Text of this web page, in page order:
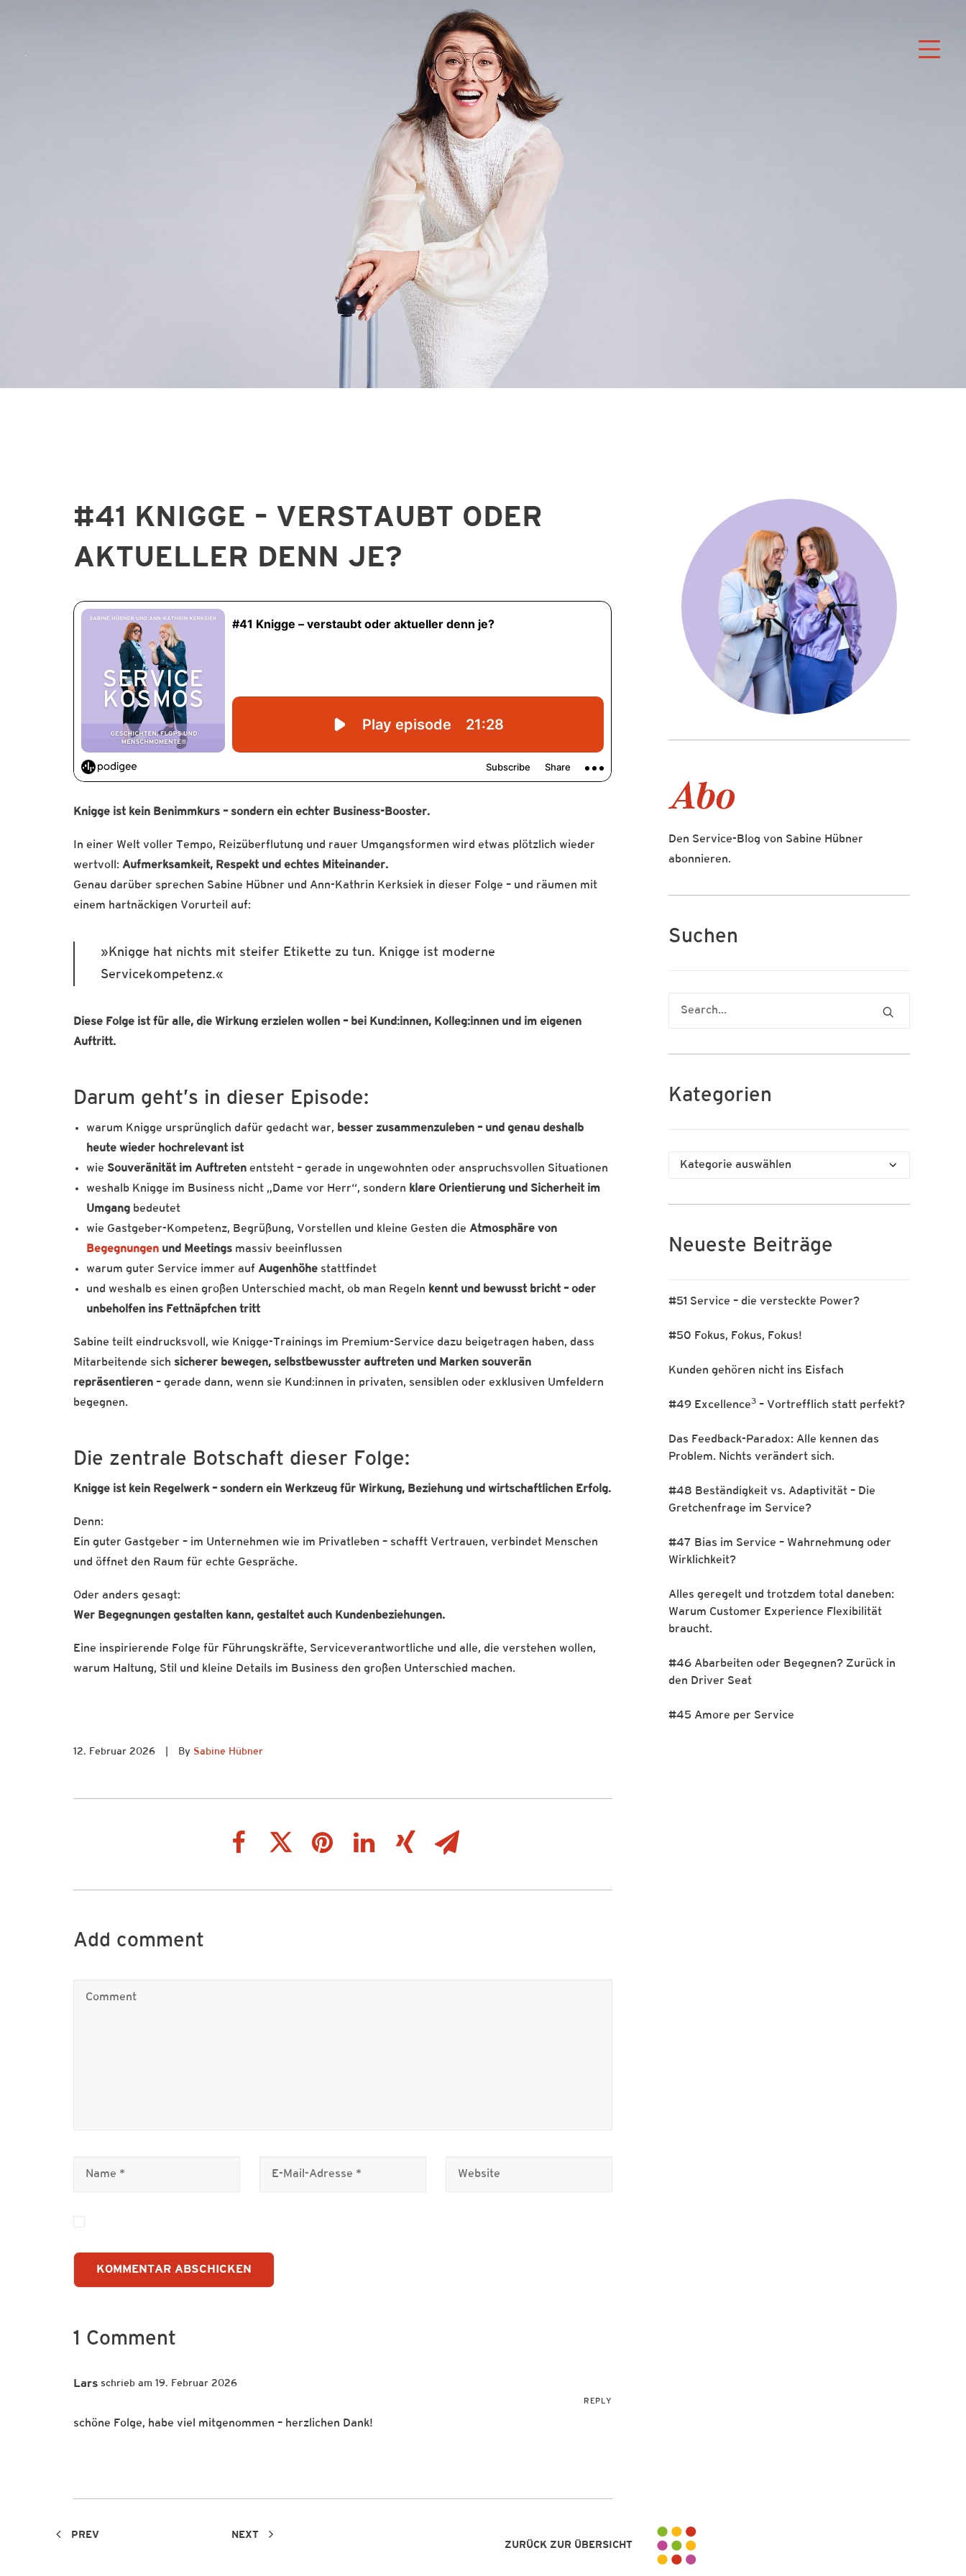
#41 KNIGGE – VERSTAUBT ODER
AKTUELLER DENN JE?
Knigge ist kein Benimmkurs – sondern ein echter Business-Booster.
In einer Welt voller Tempo, Reizüberflutung und rauer Umgangsformen wird etwas plötzlich wieder
wertvoll: Aufmerksamkeit, Respekt und echtes Miteinander.
Genau darüber sprechen Sabine Hübner und Ann-Kathrin Kerksiek in dieser Folge – und räumen mit
einem hartnäckigen Vorurteil auf:
Knigge hat nichts mit steifer Etikette zu tun. Knigge ist moderne
Servicekompetenz.
Diese Folge ist für alle, die Wirkung erzielen wollen – bei Kund:innen, Kolleg:innen und im eigenen
Auftritt.
Darum geht’s in dieser Episode:
warum Knigge ursprünglich dafür gedacht war, besser zusammenzuleben – und genau deshalb
heute wieder hochrelevant ist
wie Souveränität im Auftreten entsteht – gerade in ungewohnten oder anspruchsvollen Situationen
weshalb Knigge im Business nicht „Dame vor Herr“, sondern klare Orientierung und Sicherheit im
Umgang bedeutet
wie Gastgeber-Kompetenz, Begrüßung, Vorstellen und kleine Gesten die Atmosphäre von
Begegnungen und Meetings massiv beeinflussen
warum guter Service immer auf Augenhöhe stattfindet
und weshalb es einen großen Unterschied macht, ob man Regeln kennt und bewusst bricht – oder
unbeholfen ins Fettnäpfchen tritt
Sabine teilt eindrucksvoll, wie Knigge-Trainings im Premium-Service dazu beigetragen haben, dass
Mitarbeitende sich sicherer bewegen, selbstbewusster auftreten und Marken souverän
repräsentieren – gerade dann, wenn sie Kund:innen in privaten, sensiblen oder exklusiven Umfeldern
begegnen.
Die zentrale Botschaft dieser Folge:
Knigge ist kein Regelwerk – sondern ein Werkzeug für Wirkung, Beziehung und wirtschaftlichen Erfolg.
Denn:
Ein guter Gastgeber – im Unternehmen wie im Privatleben – schafft Vertrauen, verbindet Menschen
und öffnet den Raum für echte Gespräche.
Oder anders gesagt:
Wer Begegnungen gestalten kann, gestaltet auch Kundenbeziehungen.
Eine inspirierende Folge für Führungskräfte, Serviceverantwortliche und alle, die verstehen wollen,
warum Haltung, Stil und kleine Details im Business den großen Unterschied machen.
12. Februar 2026 By Sabine Hübner
Add comment
1 Comment
Lars 19. Februar 2026
schöne Folge, habe viel mitgenommen – herzlichen Dank!
REPLY
Den Service-Blog von Sabine Hübner
abonnieren.
Suchen
Kategorien
Kategorien
Neueste Beiträge
#51 Service – die versteckte Power?
#50 Fokus, Fokus, Fokus!
Kunden gehören nicht ins Eisfach
#49 Excellence3 – Vortrefflich statt perfekt?
Das Feedback-Paradox: Alle kennen das
Problem. Nichts verändert sich.
#48 Beständigkeit vs. Adaptivität – Die
Gretchenfrage im Service?
#47 Bias im Service – Wahrnehmung oder
Wirklichkeit?
Alles geregelt und trotzdem total daneben:
Warum Customer Experience Flexibilität
braucht.
#46 Abarbeiten oder Begegnen? Zurück in
den Driver Seat
#45 Amore per Service
PREV
NEXT
ZURÜCK ZUR ÜBERSICHT